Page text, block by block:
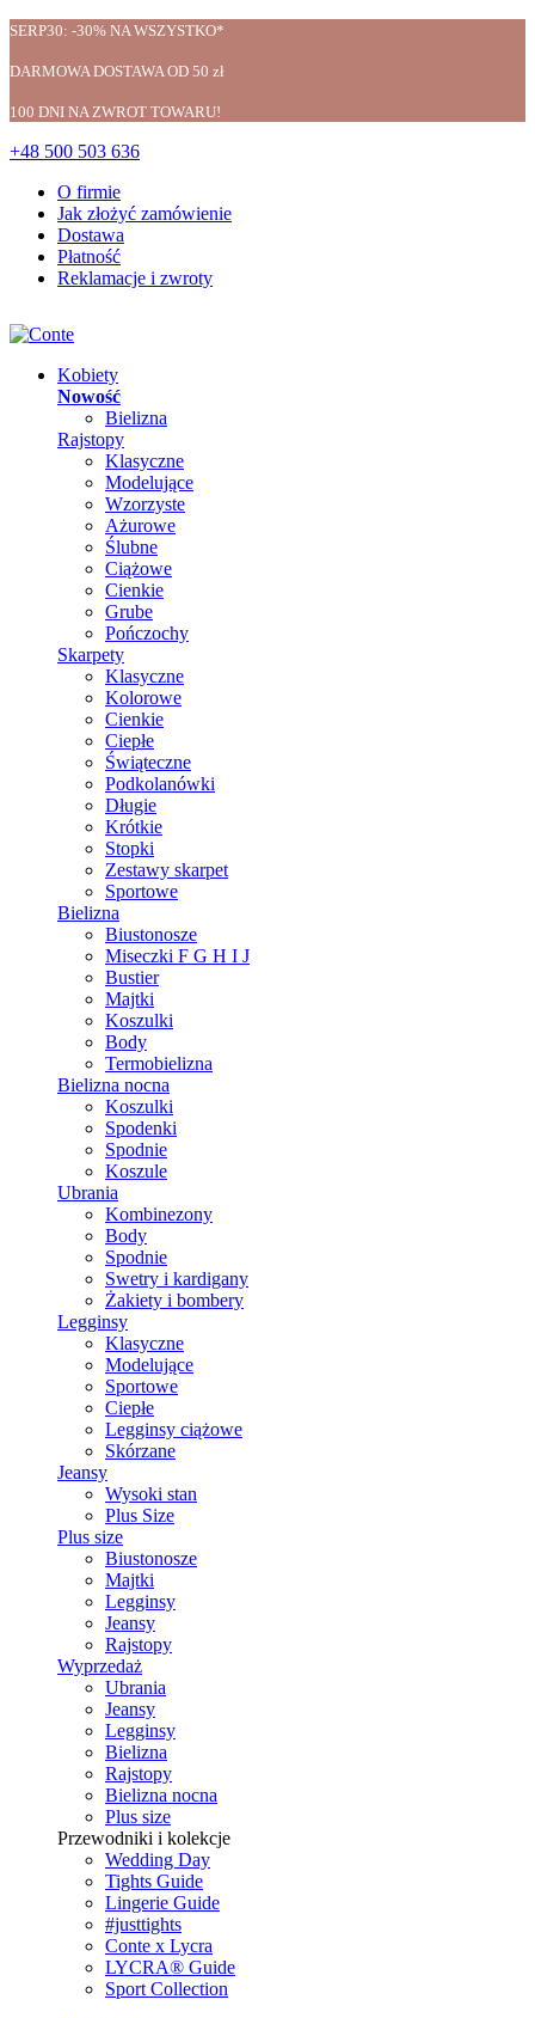
SERP30: -30% NA WSZYSTKO*
DARMOWA DOSTAWA OD 50 zł
100 DNI NA ZWROT TOWARU!
+48 500 503 636
O firmie
Jak złożyć zamówienie
Dostawa
Płatność
Reklamacje i zwroty
Kobiety
Nowość
Bielizna
Rajstopy
Klasyczne
Modelujące
Wzorzyste
Ażurowe
Ślubne
Ciążowe
Cienkie
Grube
Pończochy
Skarpety
Klasyczne
Kolorowe
Cienkie
Ciepłe
Świąteczne
Podkolanówki
Długie
Krótkie
Stopki
Zestawy skarpet
Sportowe
Bielizna
Biustonosze
Miseczki F G H I J
Bustier
Majtki
Koszulki
Body
Termobielizna
Bielizna nocna
Koszulki
Spodenki
Spodnie
Koszule
Ubrania
Kombinezony
Body
Spodnie
Swetry i kardigany
Żakiety i bombery
Legginsy
Klasyczne
Modelujące
Sportowe
Ciepłe
Legginsy ciążowe
Skórzane
Jeansy
Wysoki stan
Plus Size
Plus size
Biustonosze
Majtki
Legginsy
Jeansy
Rajstopy
Wyprzedaż
Ubrania
Jeansy
Legginsy
Bielizna
Rajstopy
Bielizna nocna
Plus size
Przewodniki i kolekcje
Wedding Day
Tights Guide
Lingerie Guide
#justtights
Conte x Lycra
LYCRA® Guide
Sport Сollection